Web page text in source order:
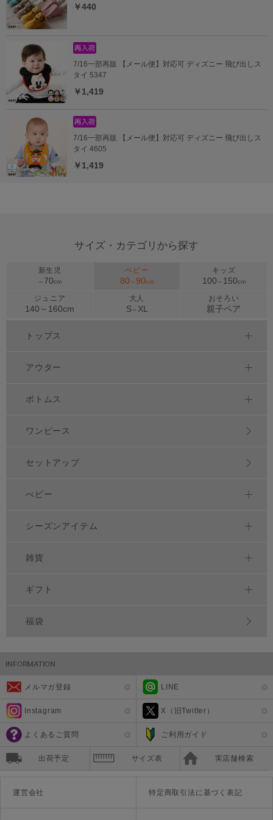
￥440
7/16一部再販 【メール便】対応可 ディズニー 飛び出しス
タイ 5347
￥1,419
7/16一部再販 【メール便】対応可 ディズニー 飛び出しス
タイ 4605
￥1,419
サイズ・カテゴリから探す
新生児
～ 70cm
ベビー
80 ～90cm
キッズ
100 ～ 150cm
ジュニア
140～ 160cm
大人
S～ XL
おそろい
親子ペア
トップス
アウター
ボトムス
ワンピース
セットアップ
べビー
シーズンアイテム
雑貨
ギフト
福袋
メルマガ登録 LINE
Instagram X（旧Twitter）
よくあるご質問 ご利用ガイド
出荷予定 サイズ表 実店舗検索
運営会社 特定商取引法に基づく表記